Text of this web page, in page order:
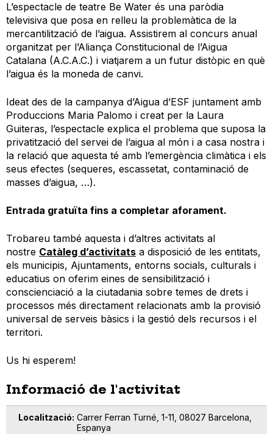
L’espectacle de teatre Be Water és una paròdia
televisiva que posa en relleu la problemàtica de la
mercantilització de l’aigua. Assistirem al concurs anual
organitzat per l’Aliança Constitucional de l’Aigua
Catalana (A.C.A.C.) i viatjarem a un futur distòpic en què
l’aigua és la moneda de canvi.
Ideat des de la campanya d’Aigua d’ESF juntament amb
Produccions Maria Palomo i creat per la Laura
Guiteras, l’espectacle explica el problema que suposa la
privatització del servei de l’aigua al món i a casa nostra i
la relació que aquesta té amb l’emergència climàtica i els
seus efectes (sequeres, escassetat, contaminació de
masses d’aigua, …).
Entrada gratuïta fins a completar aforament.
Trobareu també aquesta i d’altres activitats al
nostre Catàleg d’activitats a disposició de les entitats,
els municipis, Ajuntaments, entorns socials, culturals i
educatius on oferim eines de sensibilització i
conscienciació a la ciutadania sobre temes de drets i
processos més directament relacionats amb la provisió
universal de serveis bàsics i la gestió dels recursos i el
territori.
Us hi esperem!
Informació de l'activitat
Localització Carrer Ferran Turné, 1-11, 08027 Barcelona,
Espanya